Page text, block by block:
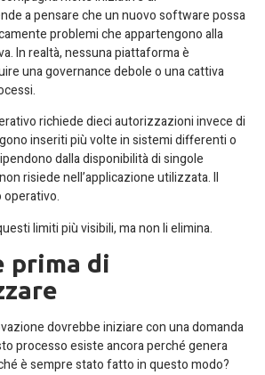
a pensare che un nuovo software possa
problemi che appartengono alla
In realtà, nessuna piattaforma è
una governance debole o una cattiva
richiede dieci autorizzazioni invece di
inseriti più volte in sistemi differenti o
dalla disponibilità di singole
risiede nell’applicazione utilizzata. Il
operativo.
limiti più visibili, ma non li elimina.
prima di
dovrebbe iniziare con una domanda
processo esiste ancora perché genera
è sempre stato fatto in questo modo?